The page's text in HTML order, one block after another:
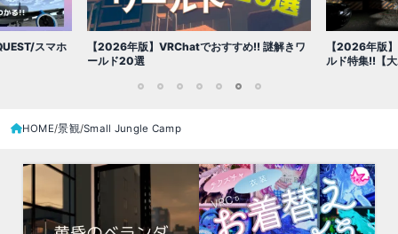
め!! 謎解きワ
【2026年版】 絶対に行きたい人気ホラーワー
ルド特集!!【大ボリューム】
【2026年
ャンル別、
HOME 景観 Small Jungle Camp